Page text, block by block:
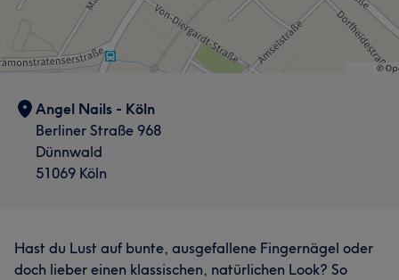
Angel Nails - Köln
Berliner Straße 968
Dünnwald
51069 Köln
Hast du Lust auf bunte, ausgefallene Fingernägel oder
doch lieber einen klassischen, natürlichen Look? So